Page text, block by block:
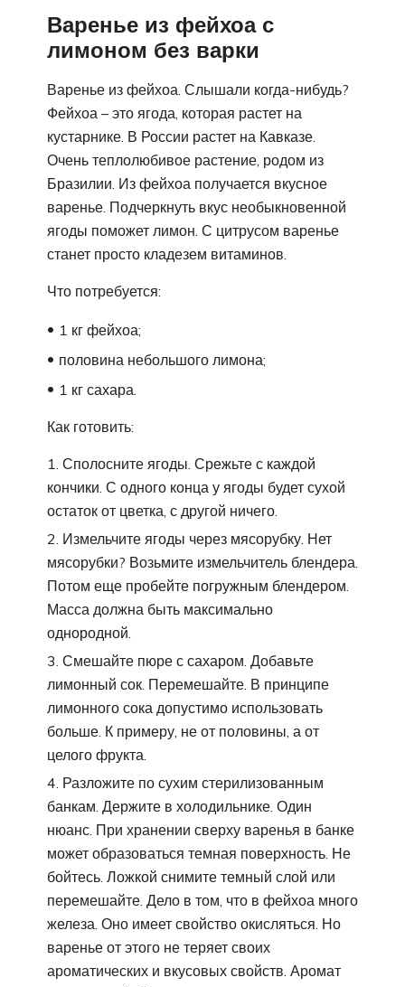
Варенье из фейхоа с
лимоном без варки
Варенье из фейхоа. Слышали когда-нибудь?
Фейхоа – это ягода, которая растет на
кустарнике. В России растет на Кавказе.
Очень теплолюбивое растение, родом из
Бразилии. Из фейхоа получается вкусное
варенье. Подчеркнуть вкус необыкновенной
ягоды поможет лимон. С цитрусом варенье
станет просто кладезем витаминов.
Что потребуется:
1 кг фейхоа;
половина небольшого лимона;
1 кг сахара.
Как готовить:
Сполосните ягоды. Срежьте с каждой
кончики. С одного конца у ягоды будет сухой
остаток от цветка, с другой ничего.
Измельчите ягоды через мясорубку. Нет
мясорубки? Возьмите измельчитель блендера.
Потом еще пробейте погружным блендером.
Масса должна быть максимально
однородной.
Смешайте пюре с сахаром. Добавьте
лимонный сок. Перемешайте. В принципе
лимонного сока допустимо использовать
больше. К примеру, не от половины, а от
целого фрукта.
Разложите по сухим стерилизованным
банкам. Держите в холодильнике. Один
нюанс. При хранении сверху варенья в банке
может образоваться темная поверхность. Не
бойтесь. Ложкой снимите темный слой или
перемешайте. Дело в том, что в фейхоа много
железа. Оно имеет свойство окисляться. Но
варенье от этого не теряет своих
ароматических и вкусовых свойств. Аромат